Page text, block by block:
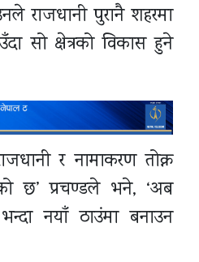
राजधानी पुरानै शहरमा
सो क्षेत्रको विकास हुने
र नामाकरण तोक्न
छ’ प्रचण्डले भने, ‘अब
नयाँ ठाउंमा बनाउन